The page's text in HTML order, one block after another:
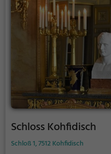
Schloss Kohfidisch
Schloß 1, 7512 Kohfidisch